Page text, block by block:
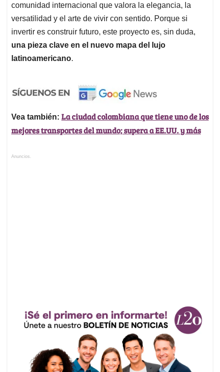
comunidad internacional que valora la elegancia, la
versatilidad y el arte de vivir con sentido. Porque si
invertir es construir futuro, este proyecto es, sin duda,
una pieza clave en el nuevo mapa del lujo
latinoamericano.
Vea también: La ciudad colombiana que tiene uno de los
mejores transportes del mundo; supera a EE.UU. y más
Anuncios.